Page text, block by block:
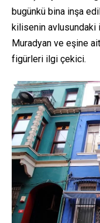
bugünkü bina inşa
kilisenin avlusundaki
Muradyan ve eşine
figürleri ilgi çekici.